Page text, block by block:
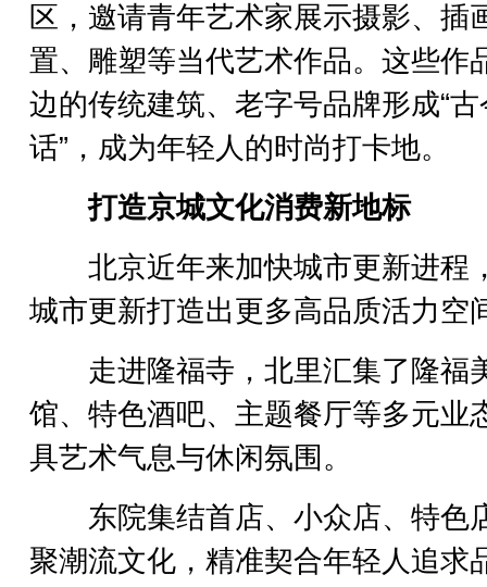
区，邀请青年艺术家展示摄影、插
置、雕塑等当代艺术作品。这些作
边的传统建筑、老字号品牌形成“
话”，成为年轻人的时尚打卡地。
打造京城文化消费新地标
北京近年来加快城市更新进程
城市更新打造出更多高品质活力空
走进隆福寺，北里汇集了隆福
馆、特色酒吧、主题餐厅等多元业
具艺术气息与休闲氛围。
东院集结首店、小众店、特色
聚潮流文化，精准契合年轻人追求